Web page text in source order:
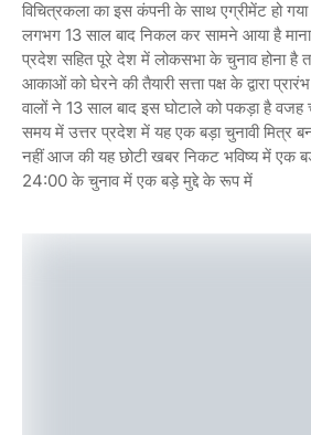
विचित्रकला का इस कंपनी के साथ एग्रीमेंट हो
लगभग 13 साल बाद निकल कर सामने आया है
प्रदेश सहित पूरे देश में लोकसभा के चुनाव होना है
आकाओं को घेरने की तैयारी सत्ता पक्ष के द्वारा
वालों ने 13 साल बाद इस घोटाले को पकड़ा है
समय में उत्तर प्रदेश में यह एक बड़ा चुनावी मित्र
नहीं आज की यह छोटी खबर निकट भविष्य में एक
24:00 के चुनाव में एक बड़े मुद्दे के रूप में